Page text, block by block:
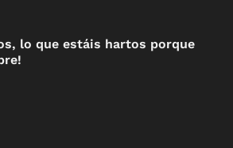
lo que estáis hartos porque